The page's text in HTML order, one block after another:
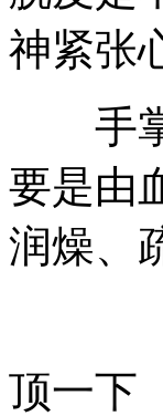
神紧张
手掌
要是由
润燥、
顶一下